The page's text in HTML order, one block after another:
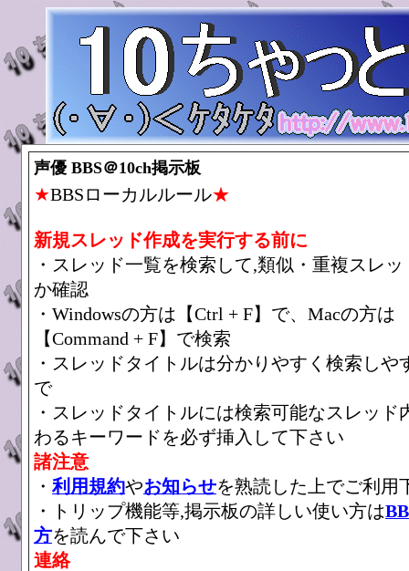
声優 BBS＠10ch掲示板
★BBSローカルルール★
新規スレッド作成を実行する前に
・スレッド一覧を検索して,類似・重複スレ
か確認
・Windowsの方は【Ctrl + F】で、Macの方は
【Command + F】で検索
・スレッドタイトルは分かりやすく検索しや
で
・スレッドタイトルには検索可能なスレッド
わるキーワードを必ず挿入して下さい
諸注意
・利用規約やお知らせを熟読した上でご利用
・トリップ機能等,掲示板の詳しい使い方は
方を読んで下さい
連絡